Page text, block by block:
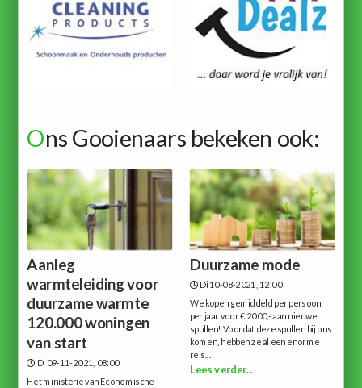
Ons Gooienaars bekeken ook:
Aanleg
warmteleiding voor
duurzame warmte
120.000 woningen
van start
Di 09-11-2021, 08:00
Het ministerie van Economische
Duurzame mode
Di 10-08-2021, 12:00
We kopen gemiddeld per persoon
per jaar voor € 2000,- aan nieuwe
spullen! Voordat deze spullen bij ons
komen, hebben ze al een enorme
reis...
Lees verder...